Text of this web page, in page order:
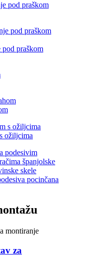
pod praškom
pod praškom
ožiljcima
pocinčana
za